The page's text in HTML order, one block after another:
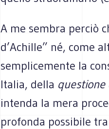
A me sembra perciò
d’Achille” né, come
semplicemente la
Italia, della
intenda la mera
profonda possibile